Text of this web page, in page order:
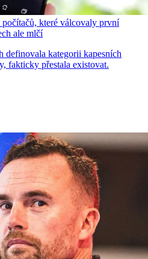
které válcovaly první
ale mlčí
definovala kategorii kapesních
fakticky přestala existovat.